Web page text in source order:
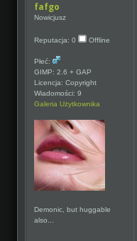
fafgo
Nowicjusz
Reputacja: 0 Offline
Płeć:
GIMP: 2.6 + GAP
Licencja: Copyright
Wiadomości: 9
Galeria Użytkownika
Demonic, but huggable
also...